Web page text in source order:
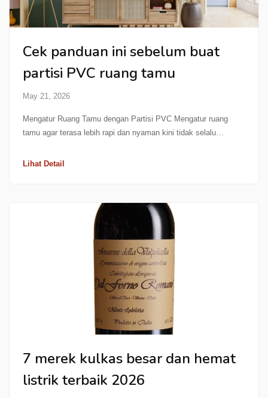
Cek panduan ini sebelum buat
partisi PVC ruang tamu
May 21, 2026
Mengatur Ruang Tamu dengan Partisi PVC Mengatur ruang
tamu agar terasa lebih rapi dan nyaman kini tidak selalu…
Lihat Detail
7 merek kulkas besar dan hemat
listrik terbaik 2026